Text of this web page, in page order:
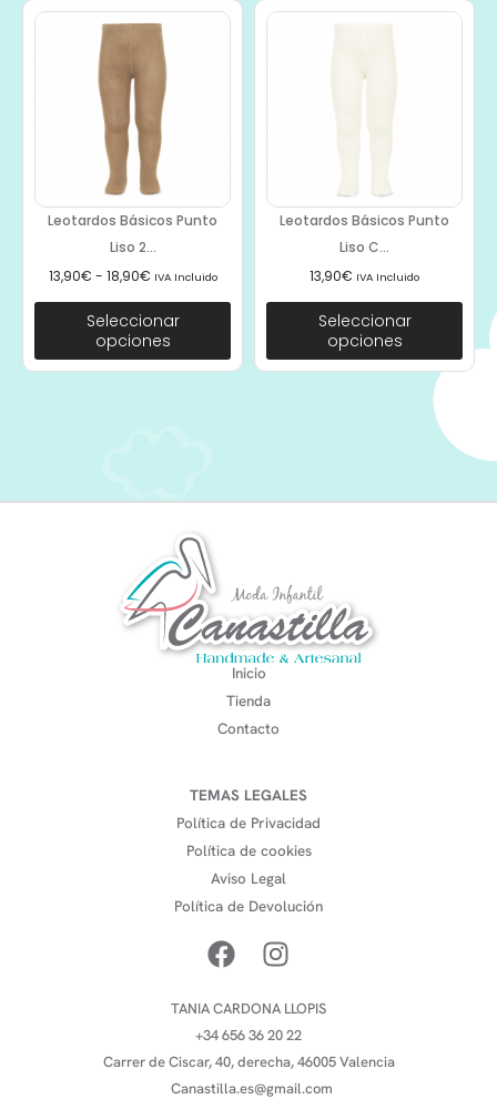
Leotardos Básicos Punto
Liso 2...
13,90€ - 18,90€ IVA Incluido
Seleccionar
opciones
Leotardos Básicos Punto
Liso C...
13,90€ IVA Incluido
Seleccionar
opciones
Inicio
Tienda
Contacto
TEMAS LEGALES
Política de Privacidad
Política de cookies
Aviso Legal
Política de Devolución
TANIA CARDONA LLOPIS
+34 656 36 20 22
Carrer de Ciscar, 40, derecha, 46005 Valencia
Canastilla.es@gmail.com